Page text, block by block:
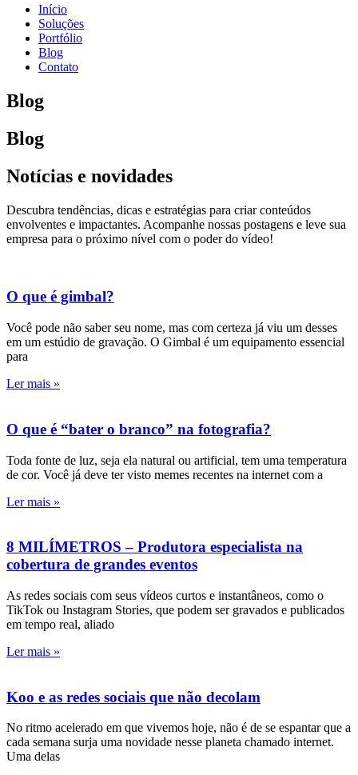
Início
Soluções
Portfólio
Blog
Contato
Blog
Blog
Notícias e novidades
Descubra tendências, dicas e estratégias para criar conteúdos
envolventes e impactantes. Acompanhe nossas postagens e leve sua
empresa para o próximo nível com o poder do vídeo!
O que é gimbal?
Você pode não saber seu nome, mas com certeza já viu um desses
em um estúdio de gravação. O Gimbal é um equipamento essencial
para
Ler mais »
O que é “bater o branco” na fotografia?
Toda fonte de luz, seja ela natural ou artificial, tem uma temperatura
de cor. Você já deve ter visto memes recentes na internet com a
Ler mais »
8 MILÍMETROS – Produtora especialista na
cobertura de grandes eventos
As redes sociais com seus vídeos curtos e instantâneos, como o
TikTok ou Instagram Stories, que podem ser gravados e publicados
em tempo real, aliado
Ler mais »
Koo e as redes sociais que não decolam
No ritmo acelerado em que vivemos hoje, não é de se espantar que a
cada semana surja uma novidade nesse planeta chamado internet.
Uma delas